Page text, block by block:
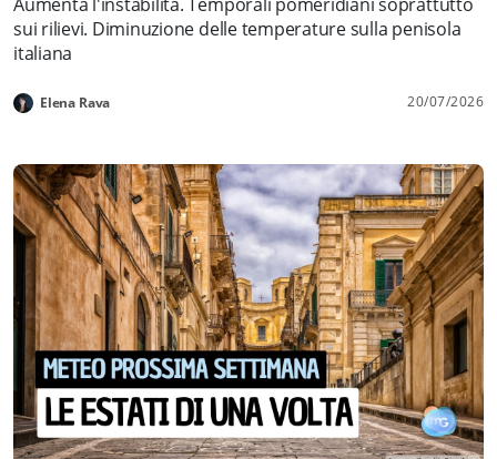
sui rilievi. Diminuzione delle temperature sulla penisola
italiana
Elena Rava 20/07/2026